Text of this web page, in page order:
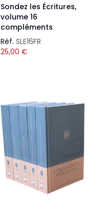
Sondez les Écritures,
volume 16
compléments
Réf. SLE16FR
25,00 €